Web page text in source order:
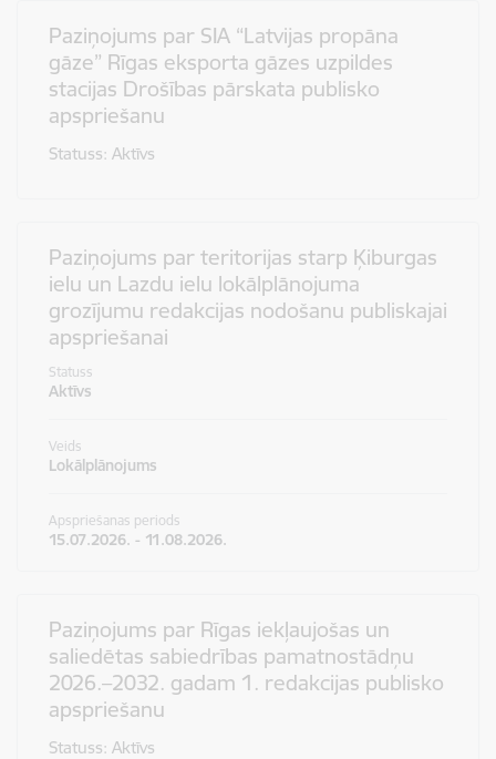
Paziņojums par SIA “Latvijas propāna
gāze” Rīgas eksporta gāzes uzpildes
stacijas Drošības pārskata publisko
apspriešanu
Statuss: Aktīvs
Paziņojums par teritorijas starp Ķiburgas
ielu un Lazdu ielu lokālplānojuma
grozījumu redakcijas nodošanu publiskajai
apspriešanai
Statuss
Aktīvs
Veids
Lokālplānojums
Apspriešanas periods
15.07.2026. - 11.08.2026.
Paziņojums par Rīgas iekļaujošas un
saliedētas sabiedrības pamatnostādņu
2026.–2032. gadam 1. redakcijas publisko
apspriešanu
Statuss: Aktīvs